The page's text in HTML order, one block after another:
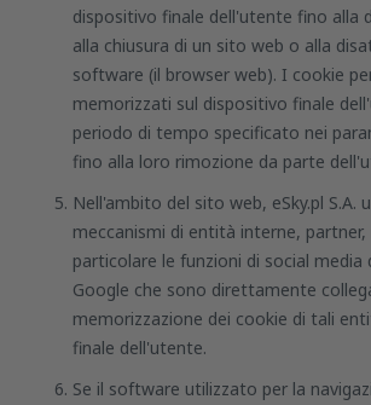
dispositivo finale dell'utente fino alla
alla chiusura di un sito web o alla
software (il browser web). I cookie
memorizzati sul dispositivo finale
periodo di tempo specificato nei
fino alla loro rimozione da parte
Nell'ambito del sito web, eSky.pl S.A.
meccanismi di entità interne, partner,
particolare le funzioni di social media
Google che sono direttamente
memorizzazione dei cookie di tali
finale dell'utente.
Se il software utilizzato per la